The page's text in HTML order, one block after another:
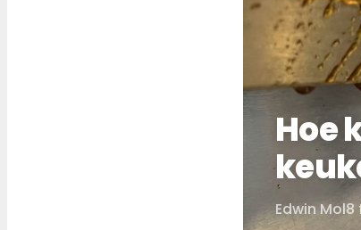
Hoe
Door
Edwin Mol8